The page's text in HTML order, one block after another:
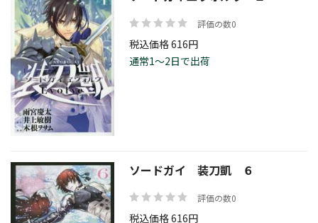
評価の数0
税込価格 616円
通常1～2日で出荷
ソードガイ 装刀凱 ６
評価の数0
税込価格 616円